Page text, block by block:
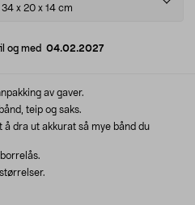
34 x 20 x 14 cm
og med 04.02.2027
av gaver.
teip og saks.
å dra ut akkurat så mye bånd du